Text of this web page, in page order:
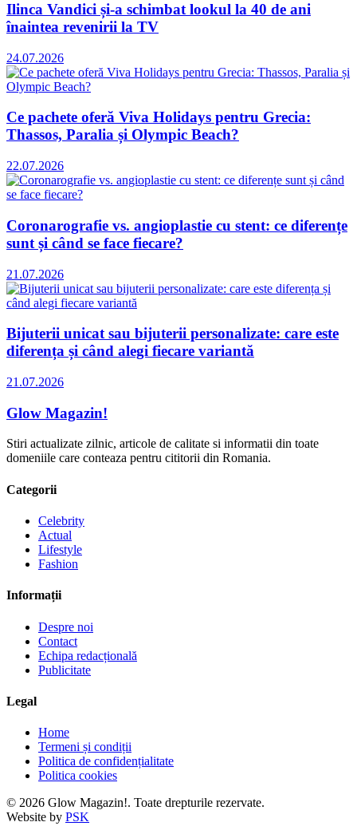
Ilinca Vandici și-a schimbat lookul la 40 de ani
înaintea revenirii la TV
24.07.2026
Ce pachete oferă Viva Holidays pentru Grecia:
Thassos, Paralia și Olympic Beach?
22.07.2026
Coronarografie vs. angioplastie cu stent: ce diferențe
sunt și când se face fiecare?
21.07.2026
Bijuterii unicat sau bijuterii personalizate: care este
diferența și când alegi fiecare variantă
21.07.2026
Glow Magazin!
Stiri actualizate zilnic, articole de calitate si informatii din toate
domeniile care conteaza pentru cititorii din Romania.
Categorii
Celebrity
Actual
Lifestyle
Fashion
Informații
Despre noi
Contact
Echipa redacțională
Publicitate
Legal
Home
Termeni și condiții
Politica de confidențialitate
Politica cookies
© 2026 Glow Magazin!. Toate drepturile rezervate.
Website by PSK